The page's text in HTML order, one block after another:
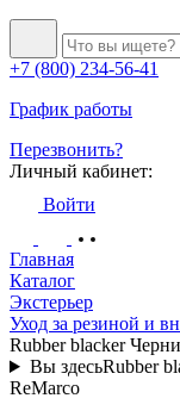
+7 (800) 234-56-41
График работы
Перезвонить?
Личный кабинет:
Войти
Главная
Каталог
Экстерьер
Уход за резиной и
Rubber blacker
Вы здесьRubber
ReMarco